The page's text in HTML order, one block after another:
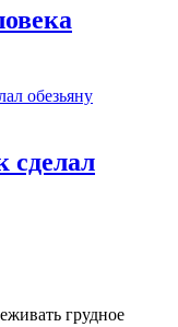
сделал
грудное